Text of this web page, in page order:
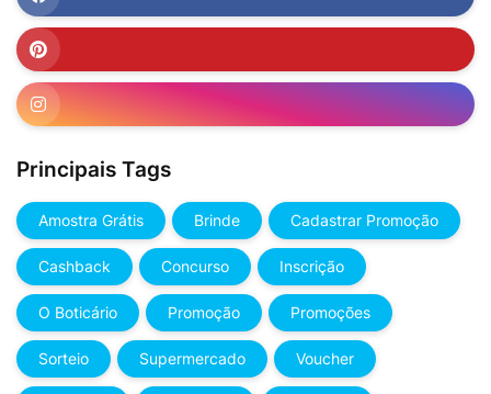
Principais Tags
Amostra Grátis Brinde Cadastrar Promoção
Cashback Concurso Inscrição
O Boticário Promoção Promoções
Sorteio Supermercado Voucher